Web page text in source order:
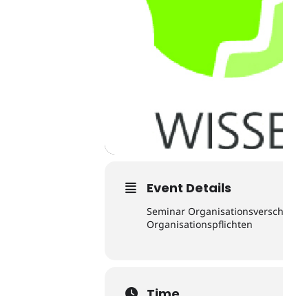
Event Details
Seminar
Organisationspflichten